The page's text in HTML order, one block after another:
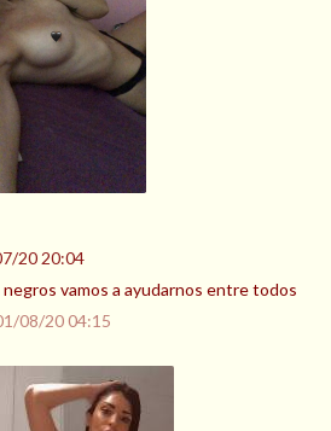
20 20:04
vamos a ayudarnos entre todos
08/20 04:15